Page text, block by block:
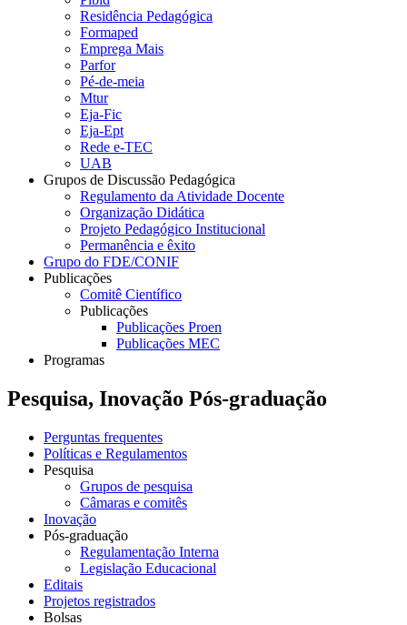
Residência Pedagógica
Formaped
Emprega Mais
Parfor
Pé-de-meia
Mtur
Eja-Fic
Eja-Ept
Rede e-TEC
UAB
Grupos de Discussão Pedagógica
Regulamento da Atividade Docente
Organização Didática
Projeto Pedagógico Institucional
Permanência e êxito
Grupo do FDE/CONIF
Publicações
Comitê Científico
Publicações
Publicações Proen
Publicações MEC
Programas
Pesquisa, Inovação Pós-graduação
Perguntas frequentes
Políticas e Regulamentos
Pesquisa
Grupos de pesquisa
Câmaras e comitês
Inovação
Pós-graduação
Regulamentação Interna
Legislação Educacional
Editais
Projetos registrados
Bolsas